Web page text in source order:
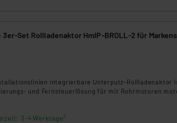
stützt sich auf die
der mit der Datenübermittlung, insbesondere
3er-Set Rollladenaktor HmIP-BROLL-2 für
integrierbare Unterputz-Rollladenaktor
und Fernsteuerlösung für mit Rohrmotoren
3-4 Werktage²